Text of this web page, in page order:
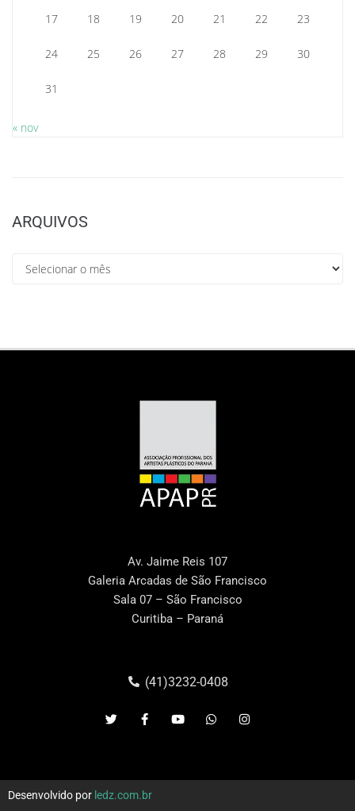
17 18 19 20 21 22 23
24 25 26 27 28 29 30
31
« nov
ARQUIVOS
Av. Jaime Reis 107
Galeria Arcadas de São Francisco
Sala 07 – São Francisco
Curitiba – Paraná
(41)3232-0408
Desenvolvido por ledz.com.br